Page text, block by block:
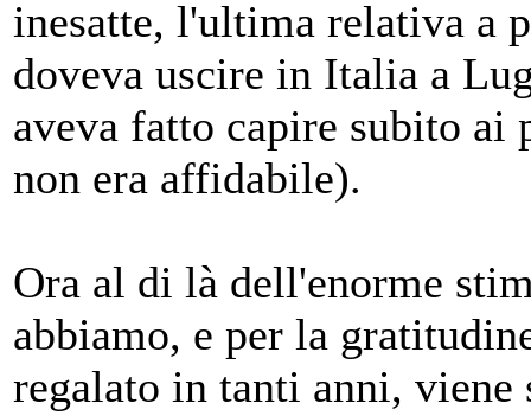
inesatte, l'ultima relativa a
doveva uscire in Italia a
aveva fatto capire subito
non era affidabile).
Ora al di là dell'enorme
abbiamo, e per la
regalato in tanti anni, viene